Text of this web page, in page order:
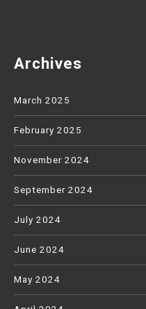
Archives
March 2025
February 2025
November 2024
September 2024
July 2024
June 2024
May 2024